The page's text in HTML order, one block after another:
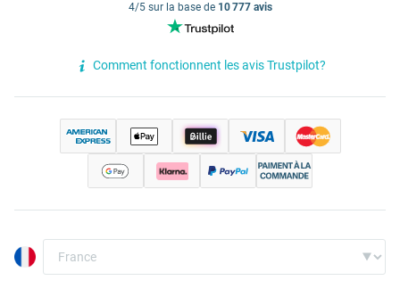
4/5 sur la base de 10 777 avis
Comment fonctionnent les avis Trustpilot?